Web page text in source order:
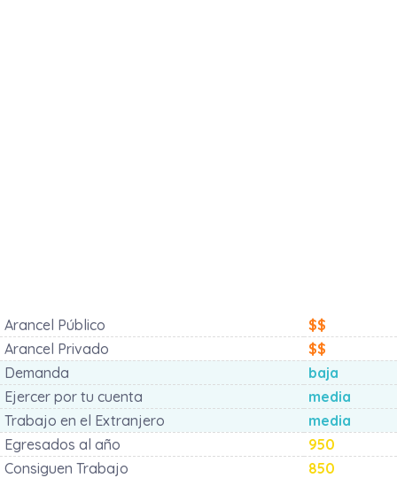
Arancel Público
$$
Arancel Privado
$$
Demanda
baja
Ejercer por tu cuenta
media
Trabajo en el Extranjero
media
Egresados al año
950
Consiguen Trabajo
850